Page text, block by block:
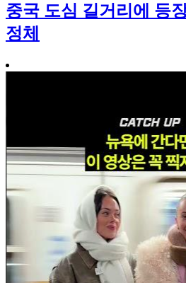
중국 도심 길거리에 등
정체